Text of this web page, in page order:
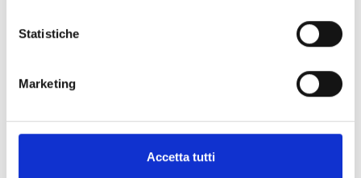
Statistiche
Marketing
Accetta tutti
Cobox Community